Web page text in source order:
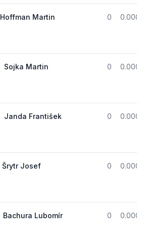
Hoffman Martin 0 0.000
Sojka Martin 0 0.000
Janda František 0 0.000
Šrytr Josef 0 0.000
Bachura Lubomír 0 0.000